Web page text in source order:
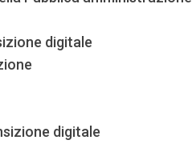
digitale
digitale